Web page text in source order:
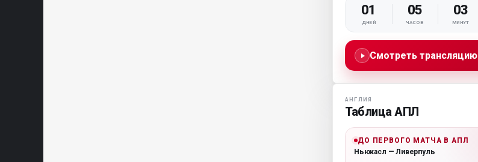
01
ДНЕЙ
05
ЧАСОВ
03
МИНУТ
Смотреть трансляцию
АНГЛИЯ
Таблица АПЛ
ДО ПЕРВОГО МАТЧА В АПЛ
Ньюкасл — Ливерпуль